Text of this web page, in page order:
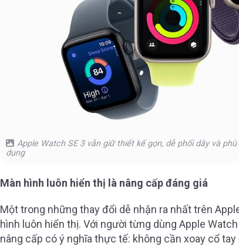
Apple Watch SE 3 vẫn giữ thiết kế gọn, dễ phối dây và
dụng
Màn hình luôn hiển thị là nâng cấp đáng giá
Một trong những thay đổi dễ nhận ra nhất trên
hình luôn hiển thị. Với người từng dùng Apple
nâng cấp có ý nghĩa thực tế: không cần xoay cổ